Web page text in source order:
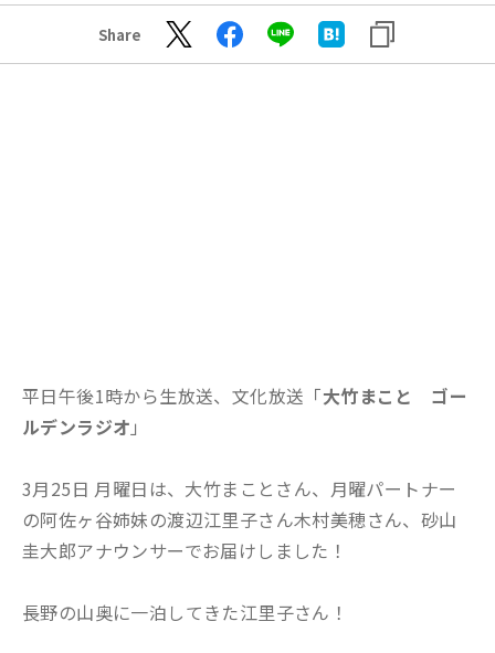
Share
平日午後1時から生放送、文化放送「大竹まこと ゴー
ルデンラジオ 」
3月25日 月曜日は、大竹まことさん、月曜パートナー
の阿佐ヶ谷姉妹の渡辺江里子さん木村美穂さん、砂山
圭大郎アナウンサーでお届けしました！
長野の山奥に一泊してきた江里子さん！